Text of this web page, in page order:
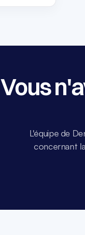
Vous
L'équipe de
concernant